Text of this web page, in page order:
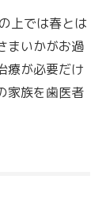
上では春とは
まいかがお過
療が必要だけ
家族を歯医者